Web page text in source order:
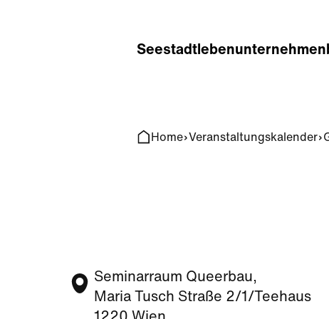
Seestadtlebenunternehmen
Home Veranstaltungskalender
Seminarraum Queerbau,
Maria Tusch Straße 2/1/Teehaus